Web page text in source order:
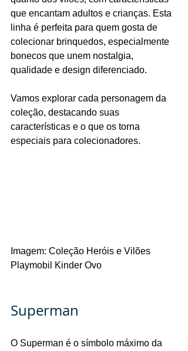
que encantam adultos e crianças. Esta
linha é perfeita para quem gosta de
colecionar brinquedos, especialmente
bonecos que unem nostalgia,
qualidade e design diferenciado.
Vamos explorar cada personagem da
coleção, destacando suas
características e o que os torna
especiais para colecionadores.
Imagem: Coleção Heróis e Vilões
Playmobil Kinder Ovo
Superman
O Superman é o símbolo máximo da